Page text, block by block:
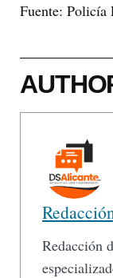
Fuente: Policía
Redacción